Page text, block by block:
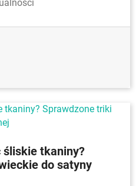
tkaniny?
do satyny